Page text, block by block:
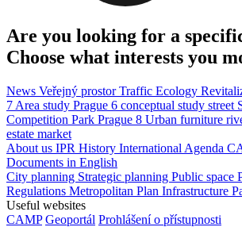
Are you looking for a
Choose what interests you
News Veřejný prostorTraffic Ecology
7 Area study Prague 6 conceptual study street
Competition Park Prague 8 Urban furniture
estate market
About us IPR History International Agenda
Documents in English
City planning Strategic planning Public space
Regulations Metropolitan Plan Infrastructure
Useful websites
CAMP Geoportál Prohlášení o přístupnosti